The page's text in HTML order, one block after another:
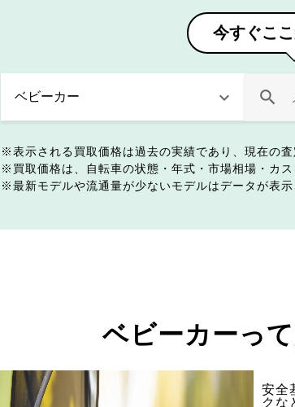
今すぐこ
表示される買取価格は過去の実績であり、現在の
買取価格は、自転車の状態・年式・市場相場・カ
最新モデルや流通量が少ないモデルはデータが表示
ベビーカーっ
安全
クな